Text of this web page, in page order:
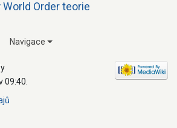
World Order teorie
Navigace
09:40.